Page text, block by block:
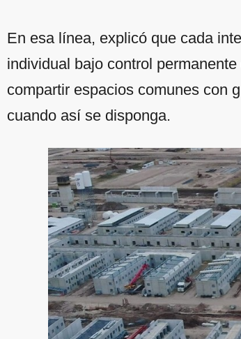
En esa línea, explicó que cada
individual bajo control
compartir espacios comunes con
cuando así se disponga.